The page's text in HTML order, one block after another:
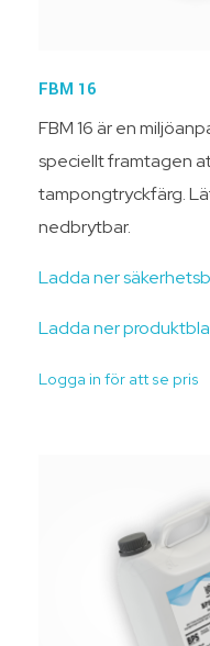
FBM 16
FBM 16 är en
speciellt framtagen
tampongtryckfärg.
nedbrytbar.
Ladda ner
Ladda ner
Logga in för att se pris